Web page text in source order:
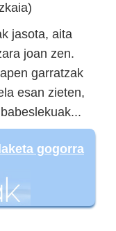
jasota, aita
joan zen.
garratzak
esan zieten,
gogorra